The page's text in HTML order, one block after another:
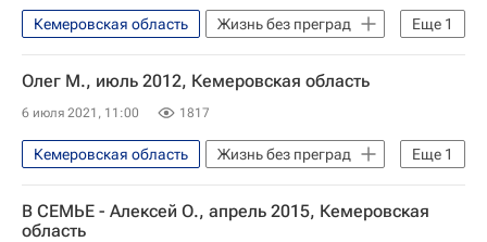
Еще 1
Кемеровская область
Жизнь без преград
Найди меня, мама
Олег М., июль 2012, Кемеровская область
6 июля 2021, 11:00 1817
Еще 1
Кемеровская область
Жизнь без преград
Найди меня, мама
В СЕМЬЕ - Алексей О., апрель 2015, Кемеровская
область